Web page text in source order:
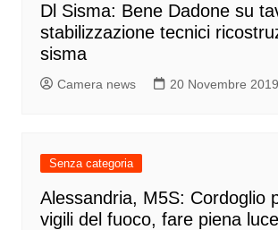
Dl Sisma: Bene Dadone su
stabilizzazione tecnici
sisma
Camera news 20 Novembre 2019
Senza categoria
Alessandria, M5S: Cordoglio
vigili del fuoco, fare piena